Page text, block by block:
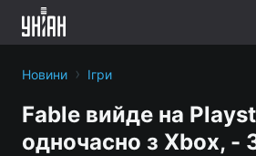
Новини › Ігри
Fable вийде на
одночасно з Xbox, -